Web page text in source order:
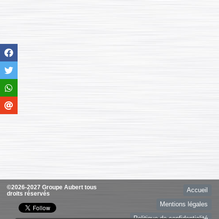
©2026-2027 Groupe Aubert tous
droits réservés
Accueil
Mentions légales